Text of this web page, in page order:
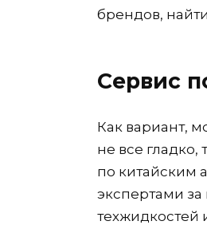
брендов,
Сервис
Как вариант,
не все гладко,
по китайским
экспертами
техжидкостей